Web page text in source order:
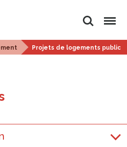
Rechercher
Menu
Projets de logements publics